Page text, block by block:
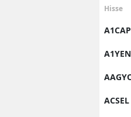
Hisse